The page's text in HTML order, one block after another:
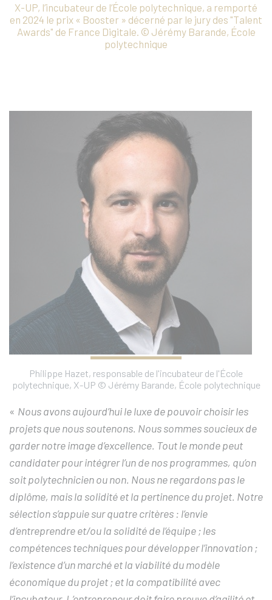
X-UP, l’incubateur de l’École polytechnique, a remporté
en 2024 le prix « Booster » décerné par le jury des "Talent
Awards" de France Digitale. © Jérémy Barande, École
polytechnique
Philippe Hazet, responsable de l'incubateur de l'École
polytechnique, X-UP © Jérémy Barande, École polytechnique
« Nous avons aujourd’hui le luxe de pouvoir choisir les
projets que nous soutenons. Nous sommes soucieux de
garder notre image d’excellence. Tout le monde peut
candidater pour intégrer l’un de nos programmes, qu’on
soit polytechnicien ou non. Nous ne regardons pas le
diplôme, mais la solidité et la pertinence du projet. Notre
sélection s’appuie sur quatre critères : l’envie
d’entreprendre et/ou la solidité de l’équipe ; les
compétences techniques pour développer l’innovation ;
l’existence d’un marché et la viabilité du modèle
économique du projet ; et la compatibilité avec